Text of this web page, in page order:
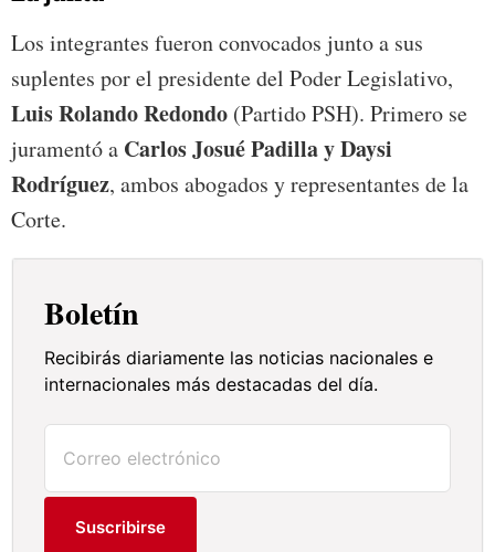
Los integrantes fueron convocados junto a sus
suplentes por el presidente del Poder Legislativo,
Luis Rolando Redondo (Partido PSH). Primero se
juramentó a Carlos Josué Padilla y Daysi
Rodríguez, ambos abogados y representantes de la
Corte.
Boletín
Recibirás diariamente las noticias nacionales e
internacionales más destacadas del día.
Suscribirse